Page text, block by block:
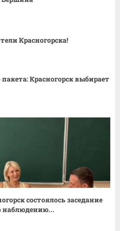
Красногорска!
Красногорск выбирает
состоялось заседание
наблюдению...